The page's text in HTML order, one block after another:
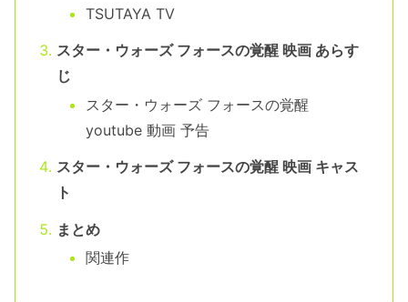
TSUTAYA TV
スター・ウォーズ フォースの覚醒 映画 あらす
じ
スター・ウォーズ フォースの覚醒
youtube 動画 予告
スター・ウォーズ フォースの覚醒 映画 キャス
ト
まとめ
関連作